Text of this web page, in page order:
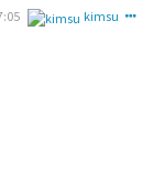
kimsu